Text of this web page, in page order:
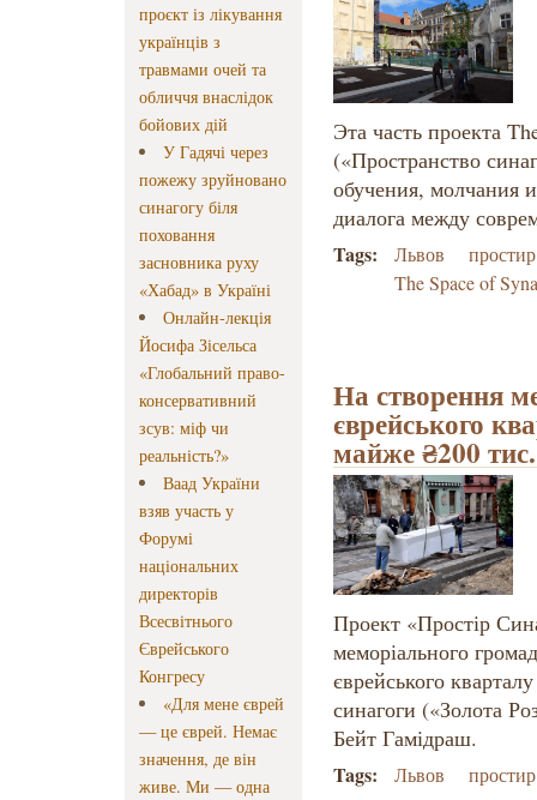
проєкт із лікування
українців з
травмами очей та
обличчя внаслідок
бойових дій
У Гадячі через
пожежу зруйновано
синагогу біля
поховання
засновника руху
«Хабад» в Україні
Онлайн-лекція
Йосифа Зісельса
«Глобальний право-
консервативний
зсув: міф чи
реальність?»
Ваад України
взяв участь у
Форумі
національних
директорів
Всесвітнього
Єврейського
Конгресу
«Для мене єврей
— це єврей. Немає
значення, де він
живе. Ми — одна
Эта часть проекта
(«Пространство
обучения, молчания
диалога между
Tags: Львов
The Space of
На створення
єврейського
майже ₴200 тис.
Проект «Простір
меморіального
єврейського
синагоги («Золота
Бейт Гамідраш.
Tags: Львов